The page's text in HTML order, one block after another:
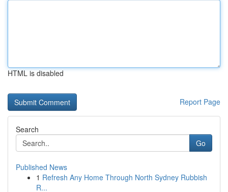
HTML is disabled
Report Page
Search
Go
Published News
1 Refresh Any Home Through North Sydney Rubbish
R...